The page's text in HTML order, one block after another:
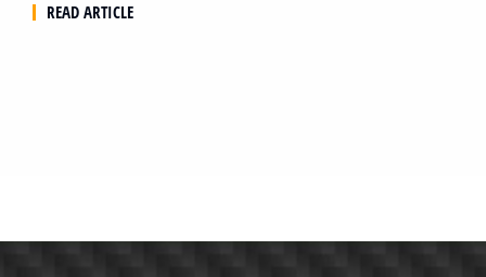
READ ARTICLE